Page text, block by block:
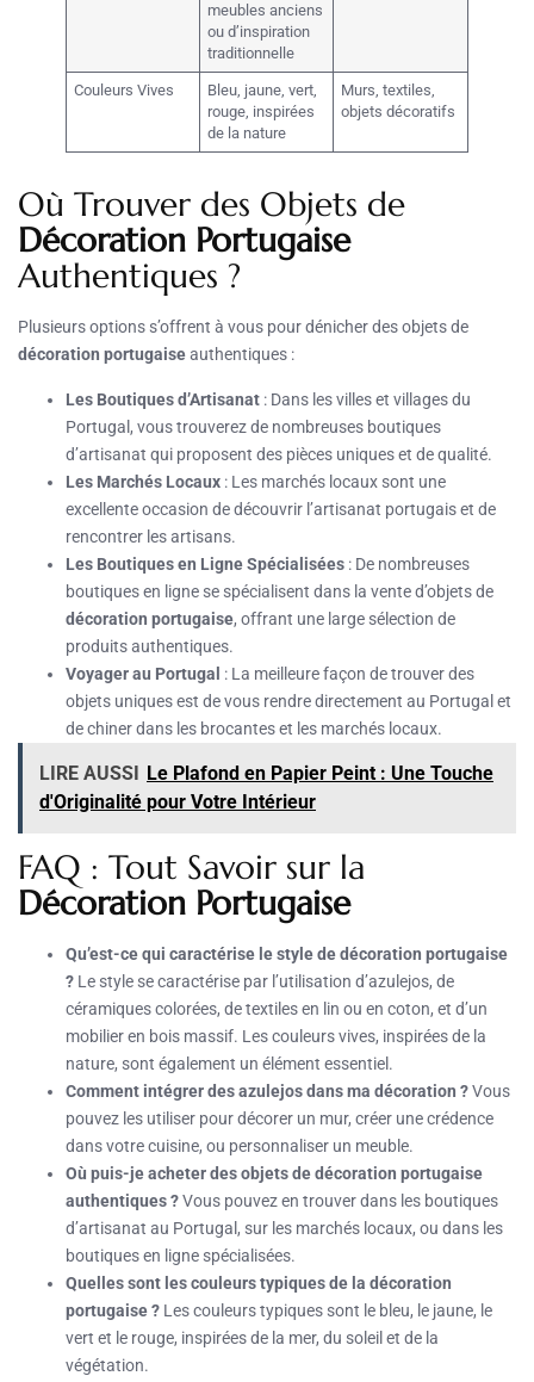
meubles anciens
ou d’inspiration
traditionnelle
Couleurs Vives
Bleu, jaune, vert,
rouge, inspirées
de la nature
Murs, textiles,
objets décoratifs
Où Trouver des Objets de
Décoration Portugaise
Authentiques ?
Plusieurs options s’offrent à vous pour dénicher des objets de
décoration portugaiseauthentiques :
Les Boutiques d’Artisanat : Dans les villes et villages du
Portugal, vous trouverez de nombreuses boutiques
d’artisanat qui proposent des pièces uniques et de qualité.
Les Marchés Locaux : Les marchés locaux sont une
excellente occasion de découvrir l’artisanat portugais et de
rencontrer les artisans.
Les Boutiques en Ligne Spécialisées : De nombreuses
boutiques en ligne se spécialisent dans la vente d’objets de
décoration portugaise, offrant une large sélection de
produits authentiques.
Voyager au Portugal : La meilleure façon de trouver des
objets uniques est de vous rendre directement au Portugal et
de chiner dans les brocantes et les marchés locaux.
LIRE AUSSI
Le Plafond en Papier Peint : Une Touche
d'Originalité pour Votre Intérieur
FAQ : Tout Savoir sur la
Décoration Portugaise
Qu’est-ce qui caractérise le style de décoration portugaise
? Le style se caractérise par l’utilisation d’azulejos, de
céramiques colorées, de textiles en lin ou en coton, et d’un
mobilier en bois massif. Les couleurs vives, inspirées de la
nature, sont également un élément essentiel.
Comment intégrer des azulejos dans ma décoration ?Vous
pouvez les utiliser pour décorer un mur, créer une crédence
dans votre cuisine, ou personnaliser un meuble.
Où puis-je acheter des objets de décoration portugaise
authentiques ?Vous pouvez en trouver dans les boutiques
d’artisanat au Portugal, sur les marchés locaux, ou dans les
boutiques en ligne spécialisées.
Quelles sont les couleurs typiques de la décoration
portugaise ? Les couleurs typiques sont le bleu, le jaune, le
vert et le rouge, inspirées de la mer, du soleil et de la
végétation.